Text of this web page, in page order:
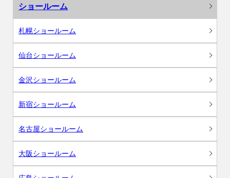
ショールーム
札幌ショールーム
仙台ショールーム
金沢ショールーム
新宿ショールーム
名古屋ショールーム
大阪ショールーム